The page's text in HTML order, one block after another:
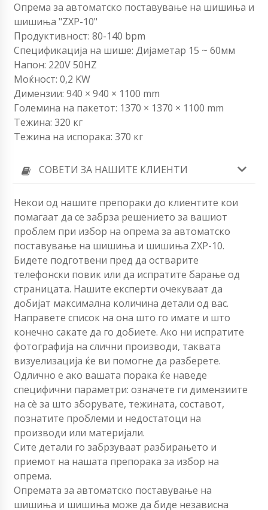
Опрема за автоматско поставување на шишиња и
шишиња "ZXP-10"
Продуктивност: 80-140 bpm
Спецификација на шише: Дијаметар 15 ~ 60мм
Напон: 220V 50HZ
Моќност: 0,2 KW
Димензии: 940 × 940 × 1100 mm
Големина на пакетот: 1370 × 1370 × 1100 mm
Тежина: 320 кг
Тежина на испорака: 370 кг
СОВЕТИ ЗА НАШИТЕ КЛИЕНТИ
Некои од нашите препораки до клиентите кои
помагаат да се забрза решението за вашиот
проблем при избор на опрема за автоматско
поставување на шишиња и шишиња ZXP-10.
Бидете подготвени пред да остварите
телефонски повик или да испратите барање од
страницата. Нашите експерти очекуваат да
добијат максимална количина детали од вас.
Направете список на она што го имате и што
конечно сакате да го добиете. Ако ни испратите
фотографија на слични производи, таквата
визуелизација ќе ви помогне да разберете.
Одлично е ако вашата порака ќе наведе
специфични параметри: означете ги димензиите
на сè за што зборувате, тежината, составот,
познатите проблеми и недостатоци на
производи или материјали.
Сите детали го забрзуваат разбирањето и
приемот на нашата препорака за избор на
опрема.
Опремата за автоматско поставување на
шишиња и шишиња може да биде независна